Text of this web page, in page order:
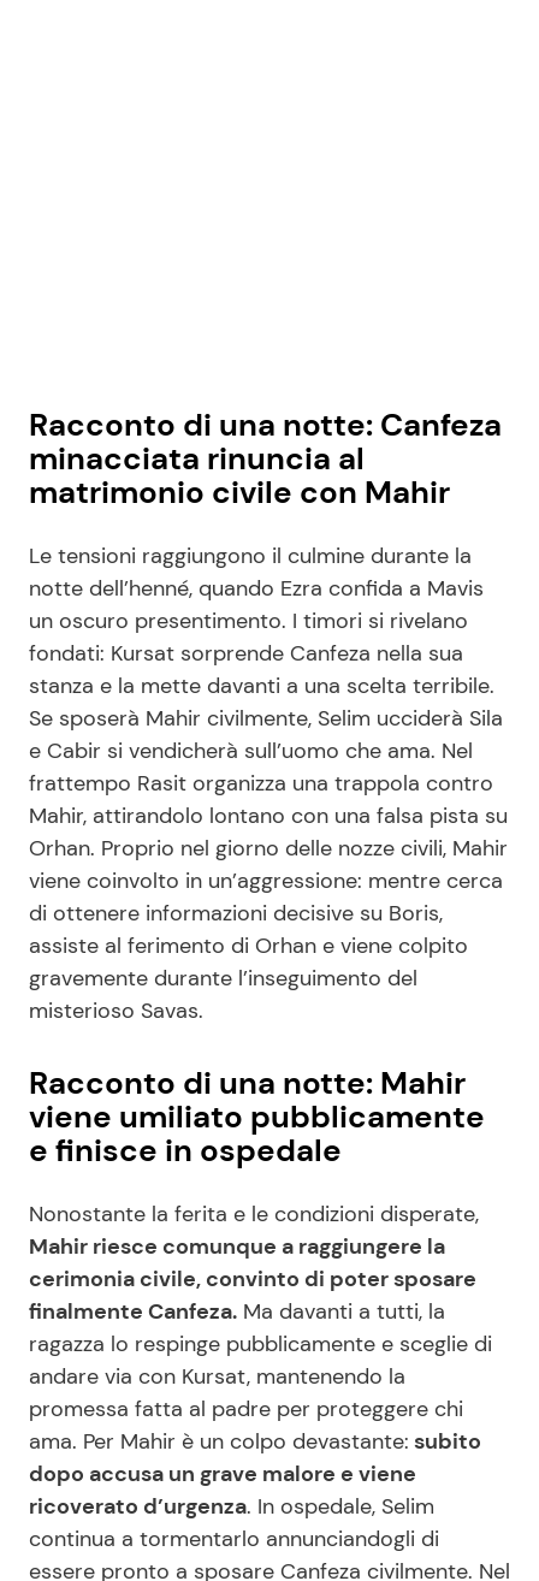
Racconto di una notte: Canfeza
minacciata rinuncia al
matrimonio civile con Mahir
Le tensioni raggiungono il culmine durante la
notte dell’henné, quando Ezra confida a Mavis
un oscuro presentimento. I timori si rivelano
fondati: Kursat sorprende Canfeza nella sua
stanza e la mette davanti a una scelta terribile.
Se sposerà Mahir civilmente, Selim ucciderà Sila
e Cabir si vendicherà sull’uomo che ama. Nel
frattempo Rasit organizza una trappola contro
Mahir, attirandolo lontano con una falsa pista su
Orhan. Proprio nel giorno delle nozze civili, Mahir
viene coinvolto in un’aggressione: mentre cerca
di ottenere informazioni decisive su Boris,
assiste al ferimento di Orhan e viene colpito
gravemente durante l’inseguimento del
misterioso Savas.
Racconto di una notte: Mahir
viene umiliato pubblicamente
e finisce in ospedale
Nonostante la ferita e le condizioni disperate,
Mahir riesce comunque a raggiungere la
cerimonia civile, convinto di poter sposare
finalmente Canfeza. Ma davanti a tutti, la
ragazza lo respinge pubblicamente e sceglie di
andare via con Kursat, mantenendo la
promessa fatta al padre per proteggere chi
ama. Per Mahir è un colpo devastante: subito
dopo accusa un grave malore e viene
ricoverato d’urgenza. In ospedale, Selim
continua a tormentarlo annunciandogli di
essere pronto a sposare Canfeza civilmente. Nel